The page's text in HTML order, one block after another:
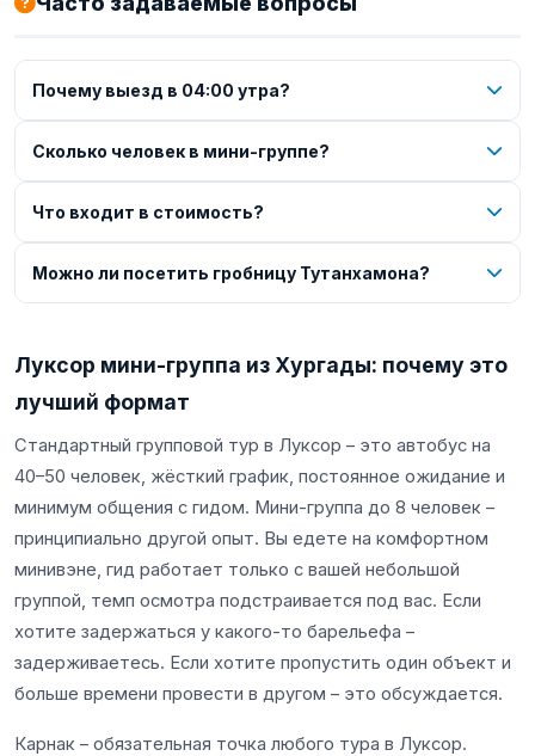
Почему выезд в 04:00 утра?
Сколько человек в мини-группе?
Что входит в стоимость?
Можно ли посетить гробницу Тутанхамона?
Луксор мини-группа из Хургады: почему это
лучший формат
Стандартный групповой тур в Луксор – это автобус на
40–50 человек, жёсткий график, постоянное ожидание и
минимум общения с гидом. Мини-группа до 8 человек –
принципиально другой опыт. Вы едете на комфортном
минивэне, гид работает только с вашей небольшой
группой, темп осмотра подстраивается под вас. Если
хотите задержаться у какого-то барельефа –
задерживаетесь. Если хотите пропустить один объект и
больше времени провести в другом – это обсуждается.
Карнак – обязательная точка любого тура в Луксор.